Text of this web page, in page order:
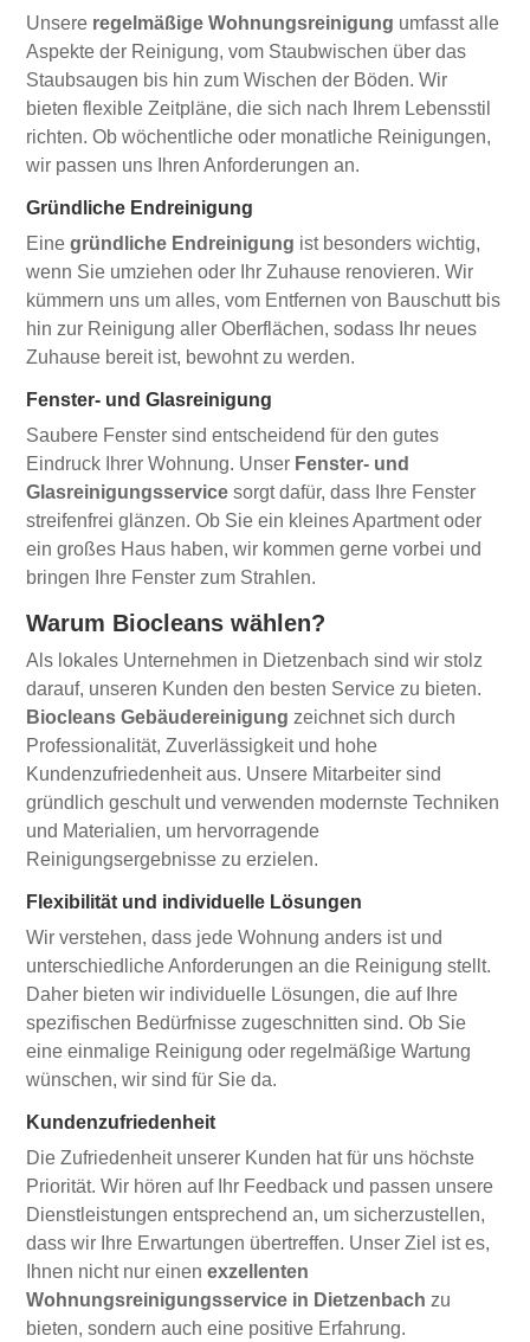
Unsere regelmäßige Wohnungsreinigung umfasst alle
Aspekte der Reinigung, vom Staubwischen über das
Staubsaugen bis hin zum Wischen der Böden. Wir
bieten flexible Zeitpläne, die sich nach Ihrem Lebensstil
richten. Ob wöchentliche oder monatliche Reinigungen,
wir passen uns Ihren Anforderungen an.
Gründliche Endreinigung
Einegründliche Endreinigung ist besonders wichtig,
wenn Sie umziehen oder Ihr Zuhause renovieren. Wir
kümmern uns um alles, vom Entfernen von Bauschutt bis
hin zur Reinigung aller Oberflächen, sodass Ihr neues
Zuhause bereit ist, bewohnt zu werden.
Fenster- und Glasreinigung
Saubere Fenster sind entscheidend für den gutes
Eindruck Ihrer Wohnung. Unser Fenster- und
Glasreinigungsservice sorgt dafür, dass Ihre Fenster
streifenfrei glänzen. Ob Sie ein kleines Apartment oder
ein großes Haus haben, wir kommen gerne vorbei und
bringen Ihre Fenster zum Strahlen.
Warum Biocleans wählen?
Als lokales Unternehmen in Dietzenbach sind wir stolz
darauf, unseren Kunden den besten Service zu bieten.
Biocleans Gebäudereinigung zeichnet sich durch
Professionalität, Zuverlässigkeit und hohe
Kundenzufriedenheit aus. Unsere Mitarbeiter sind
gründlich geschult und verwenden modernste Techniken
und Materialien, um hervorragende
Reinigungsergebnisse zu erzielen.
Flexibilität und individuelle Lösungen
Wir verstehen, dass jede Wohnung anders ist und
unterschiedliche Anforderungen an die Reinigung stellt.
Daher bieten wir individuelle Lösungen, die auf Ihre
spezifischen Bedürfnisse zugeschnitten sind. Ob Sie
eine einmalige Reinigung oder regelmäßige Wartung
wünschen, wir sind für Sie da.
Kundenzufriedenheit
Die Zufriedenheit unserer Kunden hat für uns höchste
Priorität. Wir hören auf Ihr Feedback und passen unsere
Dienstleistungen entsprechend an, um sicherzustellen,
dass wir Ihre Erwartungen übertreffen. Unser Ziel ist es,
Ihnen nicht nur einenexzellenten
Wohnungsreinigungsservice in Dietzenbach zu
bieten, sondern auch eine positive Erfahrung.